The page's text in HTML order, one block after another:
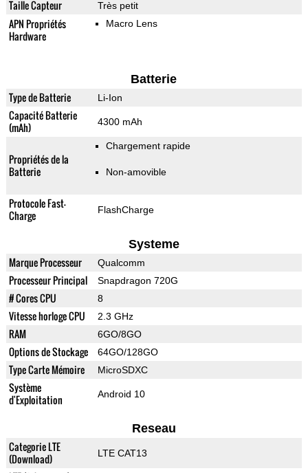
Taille Capteur Très petit
APN Propriétés
Hardware
Macro Lens
Batterie
Type de Batterie Li-Ion
Capacité Batterie
(mAh)
4300 mAh
Propriétés de la
Batterie
Chargement rapide
Non-amovible
Protocole Fast-
Charge
FlashCharge
Systeme
Marque Processeur Qualcomm
Processeur Principal Snapdragon 720G
# Cores CPU 8
Vitesse horloge CPU 2.3 GHz
RAM 6GO/8GO
Options de Stockage 64GO/128GO
Type Carte Mémoire MicroSDXC
Système
d'Exploitation
Android 10
Reseau
Categorie LTE
(Download)
LTE CAT13